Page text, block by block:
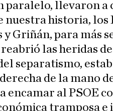
paralelo, llevaron a
nuestra historia, los
y Griñán, para más
las heridas
separatismo,
de la mano
encamar al PSOE
tramposa